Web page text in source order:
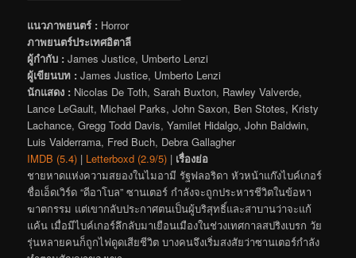
แนวภาพยนตร์ : Horror
ภาพยนตร์ประเทศอิตาลี
ผู้กำกับ : James Justice, Umberto Lenzi
ผู้เขียนบท : James Justice, Umberto Lenzi
นักแสดง : Nicolas De Toth, Sarah Buxton, Rawley Valverde,
Lance LeGault, Michael Parks, John Saxon, Ben Stotes, Kristy
Lachance, Gregg Todd Davis, Yamilet Hidalgo, John Baldwin,
Luis Valderrama, Fred Buch, Debra Gallagher
IMDB (5.4) | Letterboxd (2.9/5) | เรื่องย่อ
ชายหาดแห่งความสยองในไมอามี รัฐฟลอริดา หัวหน้าแก๊งไบค์เกอร์
ชื่อเอ็ดเวิร์ด “ดีอาโบล” ซานเตอร์ กำลังจะถูกประหารชีวิตในข้อหา
ฆาตกรรม แต่เขากลับประกาศตนเป็นผู้บริสุทธิ์และสาบานว่าจะแก้
แค้น เมื่อมีไบค์เกอร์ลึกลับมาเยือนเมืองในช่วงเทศกาลสปริงเบรก วัย
รุ่นหลายคนก็ถูกไฟดูดเสียชีวิต บางคนจึงเริ่มสงสัยว่าซานเตอร์กำลัง